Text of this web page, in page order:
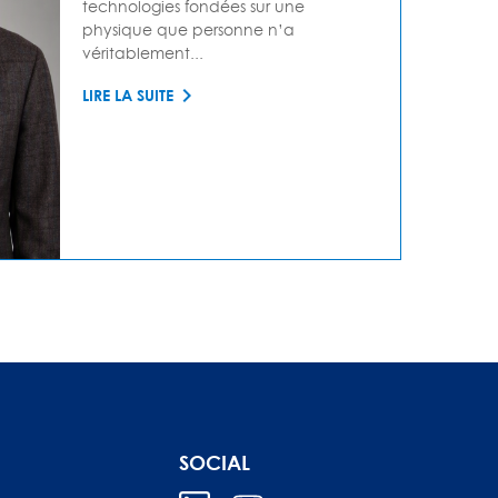
technologies fondées sur une
physique que personne n’a
véritablement...
LIRE LA SUITE
SOCIAL